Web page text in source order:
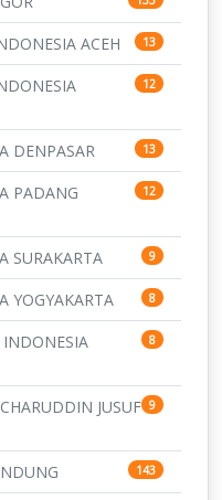
ACEH 13
12
DENPASAR 13
PADANG
12
SURAKARTA 9
YOGYAKARTA 8
8
JUSUF 9
143